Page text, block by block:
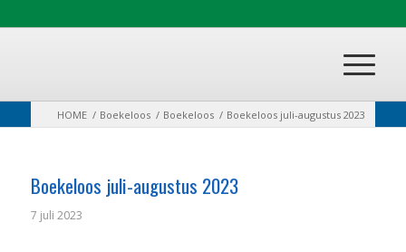
HOME / Boekeloos / Boekeloos / Boekeloos juli-augustus 2023
Boekeloos juli-augustus 2023
7 juli 2023